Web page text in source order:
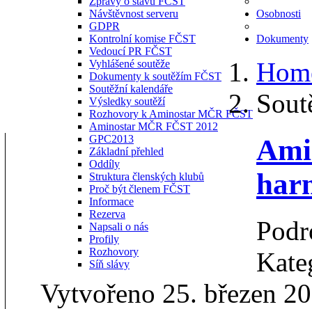
Návštěvnost serveru
GDPR
Kontrolní komise FČST
Vedoucí PR FČST
Vyhlášené soutěže
Dokumenty k soutěžím FČST
Soutěžní kalendáře
Výsledky soutěží
Rozhovory k Aminostar MČR FČST
Aminostar MČR FČST 2012
GPC2013
Základní přehled
Oddíly
Struktura členských klubů
Proč být členem FČST
Informace
Rezerva
Osobnosti
Napsali o nás
Profily
Rozhovory
Síň slávy
Dokumenty
Vytvořeno 25. březen